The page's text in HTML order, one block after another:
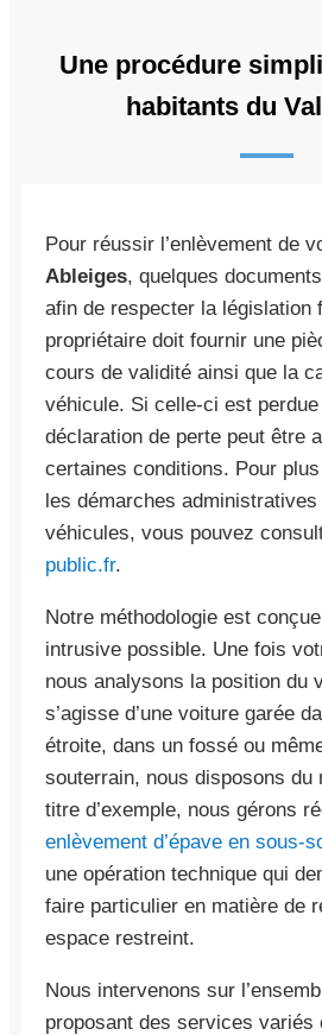
Une procédure
habitants du
Pour réussir l’enlèvement de
Ableiges, quelques
afin de respecter la législation
propriétaire doit fournir une
cours de validité ainsi que la
véhicule. Si celle-ci est
déclaration de perte peut être
certaines conditions. Pour
les démarches
véhicules, vous pouvez
public.fr.
Notre méthodologie est
intrusive possible. Une fois
nous analysons la position du
s’agisse d’une voiture garée
étroite, dans un fossé ou
souterrain, nous disposons du
titre d’exemple, nous gérons
enlèvement d’épave en sous-
une opération technique qui
faire particulier en matière de
espace restreint.
Nous intervenons sur
proposant des services variés